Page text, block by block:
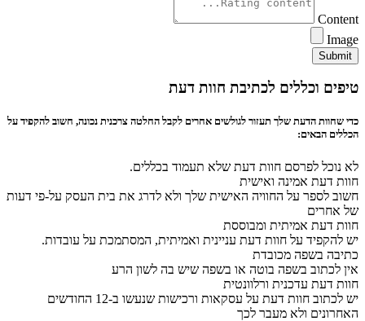
Content
Image
Submit
טיפים וכללים לכתיבת חוות דעת
כדי שחוות הדעת שלך תעזור לגולשים אחרים לקבל החלטה צרכנית נכונה, חשוב להקפיד על
הכללים הבאים:
לא נוכל לפרסם חוות דעת שלא תעמוד בכללים.
חוות דעת אמינה ואישית
חשוב לספר על החוויה האישית שלך ולא לדרג את בית העסק על-פי דעות
של אחרים
חוות דעת אמיתית ומבוססת
יש להקפיד על חוות דעת עניינית ואמיתית, המסתמכת על עובדות.
כתיבה בשפה מכובדת
אין לכתוב בשפה בוטה או בשפה שיש בה לשון הרע
חוות דעת עדכנית ורלוונטית
יש לכתוב חוות דעת על עסקאות ורכישות שנעשו ב-12 החודשים
האחרונים ולא מעבר לכך